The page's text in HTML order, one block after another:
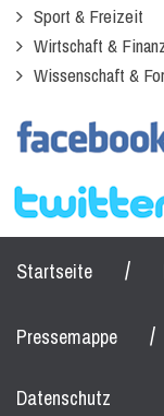
Sport & Freizeit
Wirtschaft &
Wissenschaft &
Startseite /
Pressemappe /
Datenschutz